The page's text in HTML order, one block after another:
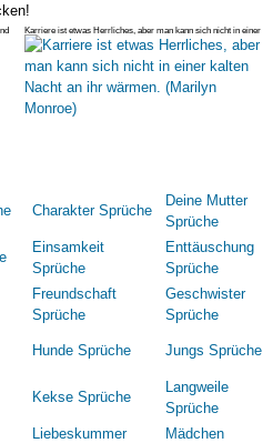
Karriere ist etwas Herrliches, aber man kann sich nicht in einer
kalten
Charakter Sprüche
Deine Mutter
Sprüche
Einsamkeit
Sprüche
Enttäuschung
Sprüche
Freundschaft
Sprüche
Geschwister
Sprüche
Hunde Sprüche Jungs Sprüche
Kekse Sprüche
Langweile
Sprüche
Liebeskummer
Mädchen